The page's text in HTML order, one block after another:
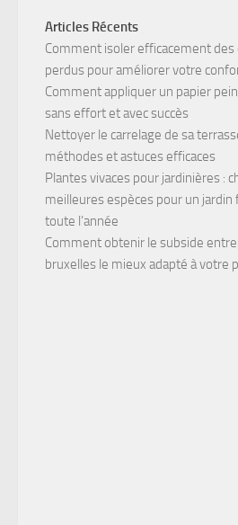
Articles Récents
Comment isoler efficacement des
perdus pour améliorer votre
Comment appliquer un papier
sans effort et avec succès
Nettoyer le carrelage de sa
méthodes et astuces efficaces
Plantes vivaces pour jardinières :
meilleures espèces pour un jardin
toute l’année
Comment obtenir le subside
bruxelles le mieux adapté à votre